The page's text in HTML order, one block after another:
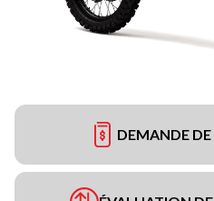
DEMANDE